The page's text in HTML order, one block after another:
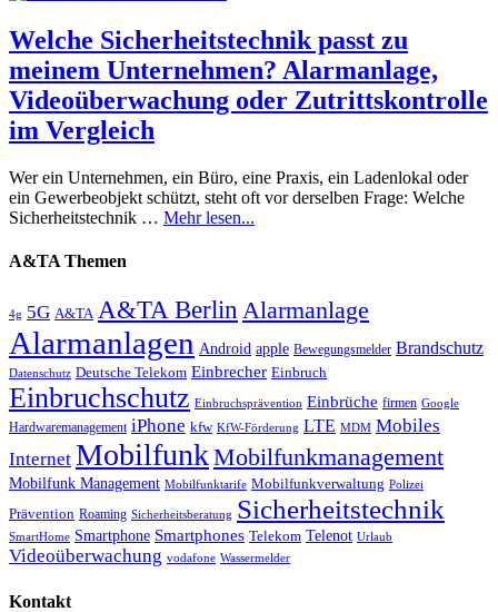
Welche Sicherheitstechnik passt zu
meinem Unternehmen? Alarmanlage,
Videoüberwachung oder Zutrittskontrolle
im Vergleich
Wer ein Unternehmen, ein Büro, eine Praxis, ein Ladenlokal oder
ein Gewerbeobjekt schützt, steht oft vor derselben Frage: Welche
Sicherheitstechnik … Mehr lesen...
A&TA Themen
4g 5G A&TA A&TA Berlin Alarmanlage
Alarmanlagen Android apple Bewegungsmelder Brandschutz
Datenschutz Deutsche Telekom Einbrecher Einbruch
Einbruchschutz Einbruchsprävention Einbrüche firmen Google
Hardwaremanagement iPhone kfw KfW-Förderung LTE MDM Mobiles
Internet MobilfunkMobilfunkmanagement
Mobilfunk Management Mobilfunktarife Mobilfunkverwaltung Polizei
Prävention Roaming Sicherheitsberatung Sicherheitstechnik
SmartHome Smartphone Smartphones Telekom Telenot Urlaub
Videoüberwachung vodafone Wassermelder
Kontakt